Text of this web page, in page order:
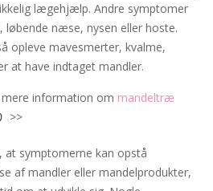
lægehjælp. Andre symptomer
næse, nysen eller hoste.
opleve mavesmerter, kvalme,
at have indtaget mandler.
information om mandeltræ
>>
symptomerne kan opstå
af mandler eller mandelprodukter,